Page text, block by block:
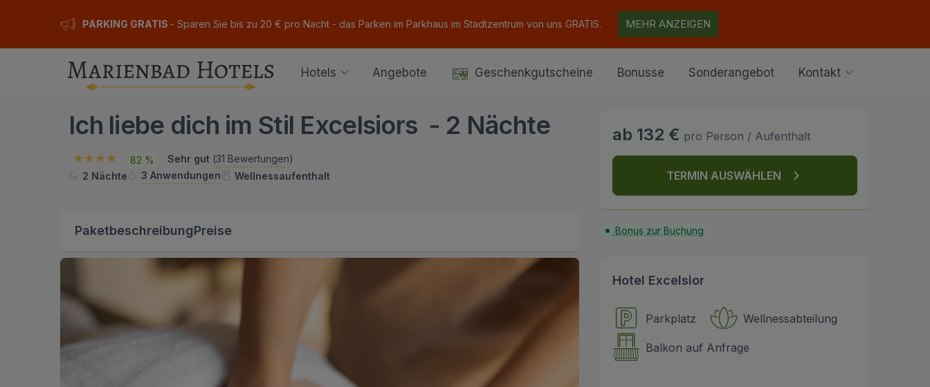
PARKING GRATIS - Sparen Sie bis zu 20 € pro Nacht - das Parken im Parkhaus im Stadtzentrum von uns GRATIS. MEHR ANZEIGEN
Hotels Angebote Geschenkgutscheine Bonusse Sonderangebot Kontakt
Ich liebe dich im Stil Excelsiors - 2 Nächte
82 % Sehr gut (31 Bewertungen)
2 Nächte
3 Anwendungen Wellnessaufenthalt
ab 132 € pro Person / Aufenthalt
TERMIN AUSWÄHLEN
PaketbeschreibungPreise Bonus zur Buchung
Hotel Excelsior
Parkplatz Wellnessabteilung
Balkon auf Anfrage